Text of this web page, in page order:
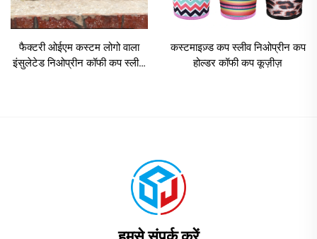
फैक्टरी ओईएम कस्टम लोगो वाला
इंसुलेटेड निओप्रीन कॉफी कप स्लीव,
कस्टमाइज़्ड कप स्लीव निओप्रीन कप
होल्डर कॉफी कप कूज़ीज़